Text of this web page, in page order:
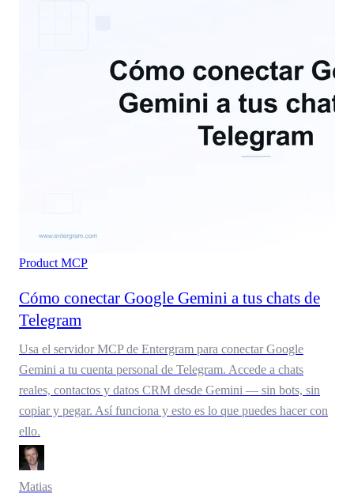
Product MCP
Cómo conectar Google Gemini a tus chats de
Telegram
Usa el servidor MCP de Entergram para conectar Google
Gemini a tu cuenta personal de Telegram. Accede a chats
reales, contactos y datos CRM desde Gemini — sin bots, sin
copiar y pegar. Así funciona y esto es lo que puedes hacer con
ello.
Matias